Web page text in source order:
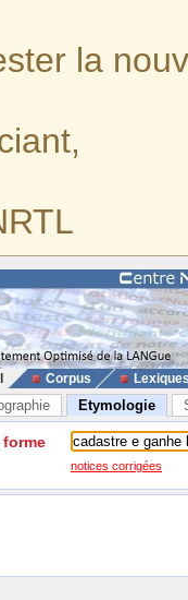
la
Corpus
Etymologie
forme
notices corrigées